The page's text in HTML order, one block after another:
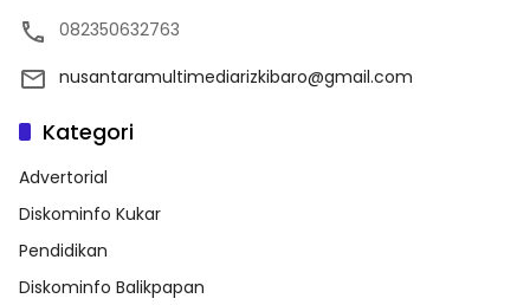
082350632763
nusantaramultimediarizkibaro@gmail.com
Kategori
Advertorial
Diskominfo Kukar
Pendidikan
Diskominfo Balikpapan